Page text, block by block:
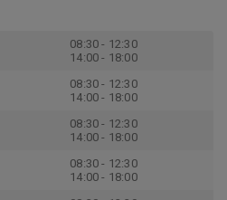
08:30 - 12:30
14:00 - 18:00
08:30 - 12:30
14:00 - 18:00
08:30 - 12:30
14:00 - 18:00
08:30 - 12:30
14:00 - 18:00